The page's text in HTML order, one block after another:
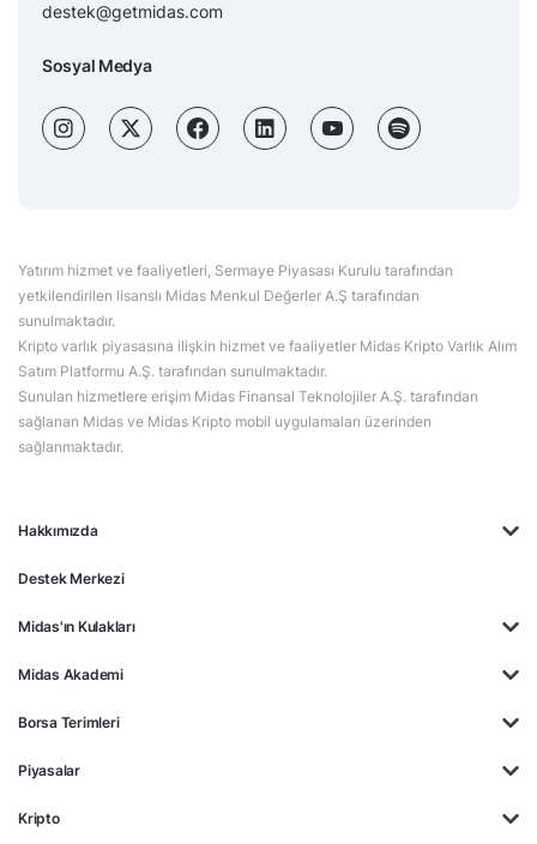
Hakkımızda
Destek Merkezi
Midas'ın Kulakları
Midas Akademi
Borsa Terimleri
Piyasalar
Kripto
destek@getmidas.com
Sosyal Medya
Yatırım hizmet ve faaliyetleri, Sermaye Piyasası Kurulu tarafından
yetkilendirilen lisanslı Midas Menkul Değerler A.Ş tarafından
sunulmaktadır.
Kripto varlık piyasasına ilişkin hizmet ve faaliyetler Midas Kripto Varlık Alım
Satım Platformu A.Ş. tarafından sunulmaktadır.
Sunulan hizmetlere erişim Midas Finansal Teknolojiler A.Ş. tarafından
sağlanan Midas ve Midas Kripto mobil uygulamaları üzerinden
sağlanmaktadır.